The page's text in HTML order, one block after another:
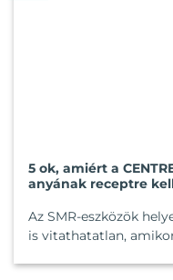
5 ok, amiért a
anyának receptre
Az SMR-eszközök
is vitathatatlan,